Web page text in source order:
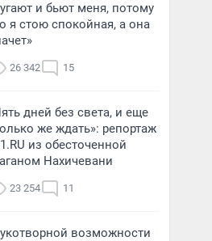
и бьют меня, потому
я стою спокойная, а она
26 342 15
дней без света, и еще
же ждать»: репортаж
из обесточенной
Нахичевани
23 254 11
возможности